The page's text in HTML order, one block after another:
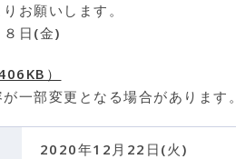
お願いします。
日(金)
）
一部変更となる場合があります。
2020年12月22日(火)